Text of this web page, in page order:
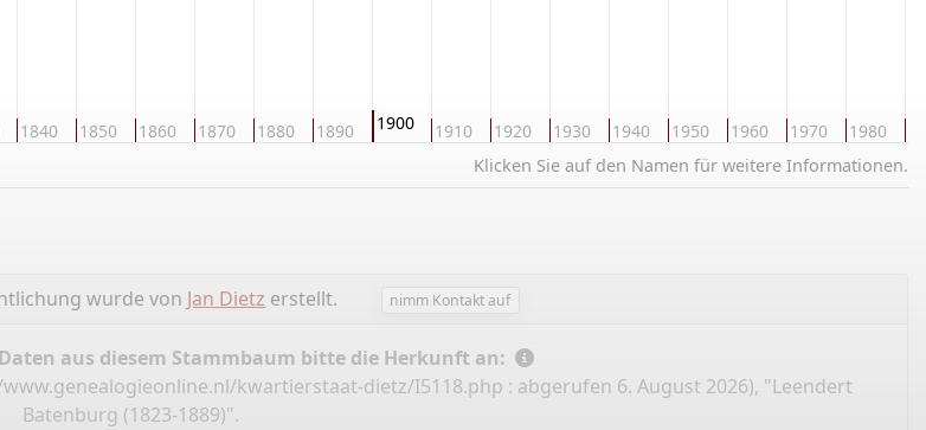
1840 1850 1860 1870 1880 1890 1900 1910 1920 1930 1940 1950 1960 1970 1980
Klicken Sie auf den Namen für weitere Informationen.
wurde von Jan Dietz erstellt. nimm Kontakt auf
aus diesem Stammbaum bitte die Herkunft an:
kwartierstaat-dietz/I5118.php : abgerufen 6. August 2026), "Leendert
Batenburg (1823-1889)".